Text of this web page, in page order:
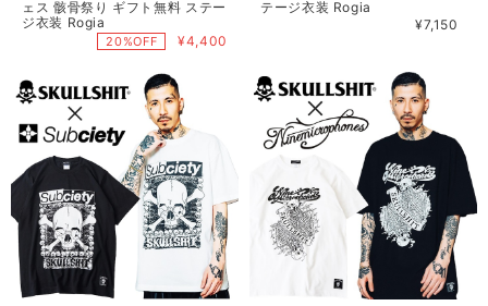
ェス 骸骨祭り ギフト無料 ステー
ジ衣装 Rogia
20%OFF ¥4,400
テージ衣装 Rogia
¥7,150